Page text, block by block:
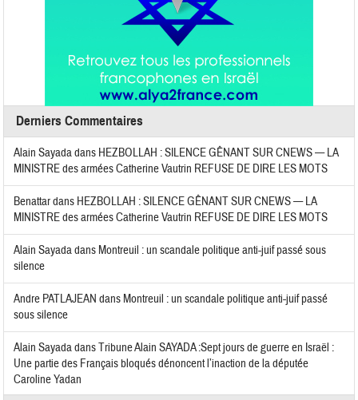
Derniers Commentaires
Alain Sayadadans HEZBOLLAH : SILENCE GÊNANT SUR CNEWS — LA
MINISTRE des armées Catherine Vautrin REFUSE DE DIRE LES MOTS
Benattardans HEZBOLLAH : SILENCE GÊNANT SUR CNEWS — LA
MINISTRE des armées Catherine Vautrin REFUSE DE DIRE LES MOTS
Alain Sayadadans Montreuil : un scandale politique anti-juif passé sous
silence
Andre PATLAJEAN dans Montreuil : un scandale politique anti-juif passé
sous silence
Alain SayadadansTribune Alain SAYADA :Sept jours de guerre en Israël :
Une partie des Français bloqués dénoncent l’inaction de la députée
Caroline Yadan